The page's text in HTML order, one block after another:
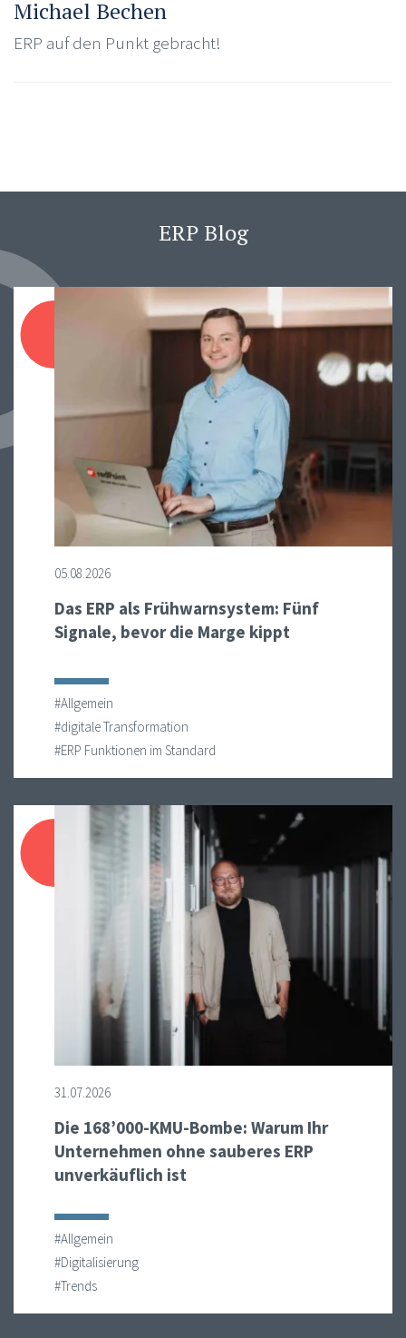
Michael Bechen
ERP auf den Punkt gebracht!
ERP Blog
05.08.2026
Das ERP als Frühwarnsystem: Fünf
Signale, bevor die Marge kippt
#Allgemein
#digitale Transformation
#ERP Funktionen im Standard
31.07.2026
Die 168’000-KMU-Bombe: Warum Ihr
Unternehmen ohne sauberes ERP
unverkäuflich ist
#Allgemein
#Digitalisierung
#Trends